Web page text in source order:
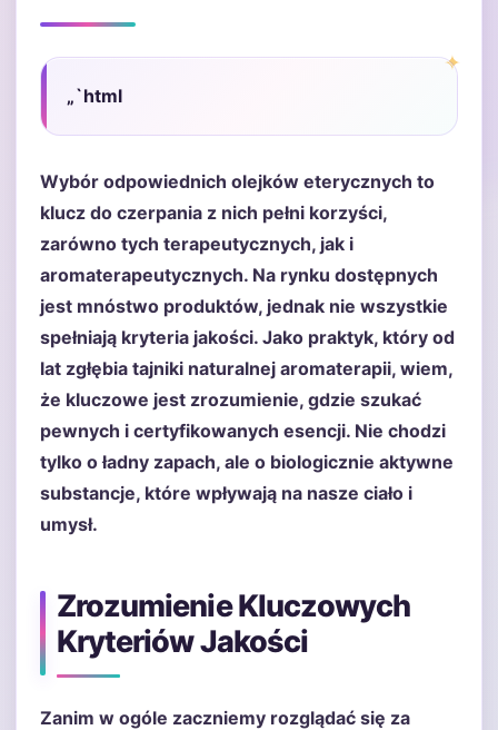
„`html
Wybór odpowiednich olejków eterycznych to
klucz do czerpania z nich pełni korzyści,
zarówno tych terapeutycznych, jak i
aromaterapeutycznych. Na rynku dostępnych
jest mnóstwo produktów, jednak nie wszystkie
spełniają kryteria jakości. Jako praktyk, który od
lat zgłębia tajniki naturalnej aromaterapii, wiem,
że kluczowe jest zrozumienie, gdzie szukać
pewnych i certyfikowanych esencji. Nie chodzi
tylko o ładny zapach, ale o biologicznie aktywne
substancje, które wpływają na nasze ciało i
umysł.
Zrozumienie Kluczowych
Kryteriów Jakości
Zanim w ogóle zaczniemy rozglądać się za